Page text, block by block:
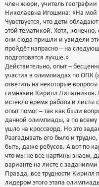
член жюри, учитель
Николаевна Игошина: «На мой
Чувствуется, что дети
этой тематикой. Хотя,
они сюда пришли и увидели
пройдёт напрасно – на
подготовятся лучше.»
Действительно, опыт –
участия в олимпиадах по ОПК
ответить на некоторые
гимназии Кирилл Липатников.
истекло время работы и
опыт помог – так как были
данной олимпиады, а по
ушло на кроссворд. Но это
Разгадывать его было и
быть, даже ребусов. А вот по
что мы не все картины знаем,
варианте на листе с заданиями
Правда, все трудности Кирилл
лидером этого этапа